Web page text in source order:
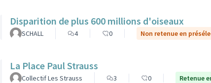
Disparition de plus 600 millions d'oiseaux
SCHALL 4 0 Non retenue en
La Place Paul Strauss
Collectif Les Strauss 3 0 Retenue